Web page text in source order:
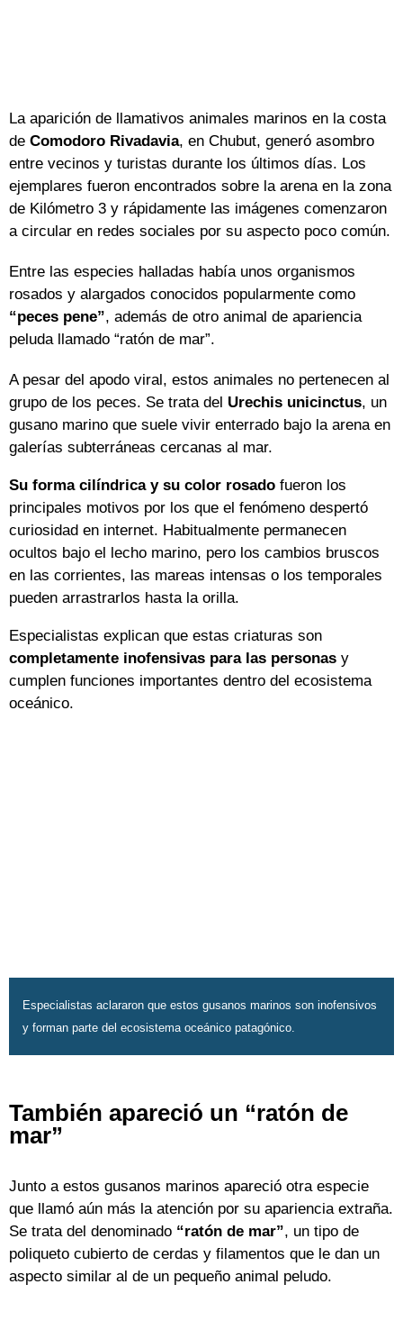
La aparición de llamativos animales marinos en la costa
de Comodoro Rivadavia, en Chubut, generó asombro
entre vecinos y turistas durante los últimos días. Los
ejemplares fueron encontrados sobre la arena en la zona
de Kilómetro 3 y rápidamente las imágenes comenzaron
a circular en redes sociales por su aspecto poco común.
Entre las especies halladas había unos organismos
rosados y alargados conocidos popularmente como
“peces pene”, además de otro animal de apariencia
peluda llamado “ratón de mar”.
A pesar del apodo viral, estos animales no pertenecen al
grupo de los peces. Se trata del Urechis unicinctus, un
gusano marino que suele vivir enterrado bajo la arena en
galerías subterráneas cercanas al mar.
Su forma cilíndrica y su color rosado fueron los
principales motivos por los que el fenómeno despertó
curiosidad en internet. Habitualmente permanecen
ocultos bajo el lecho marino, pero los cambios bruscos
en las corrientes, las mareas intensas o los temporales
pueden arrastrarlos hasta la orilla.
Especialistas explican que estas criaturas son
completamente inofensivas para las personas y
cumplen funciones importantes dentro del ecosistema
oceánico.
Especialistas aclararon que estos gusanos marinos son inofensivos
y forman parte del ecosistema oceánico patagónico.
También apareció un “ratón de
mar”
Junto a estos gusanos marinos apareció otra especie
que llamó aún más la atención por su apariencia extraña.
Se trata del denominado “ratón de mar”, un tipo de
poliqueto cubierto de cerdas y filamentos que le dan un
aspecto similar al de un pequeño animal peludo.